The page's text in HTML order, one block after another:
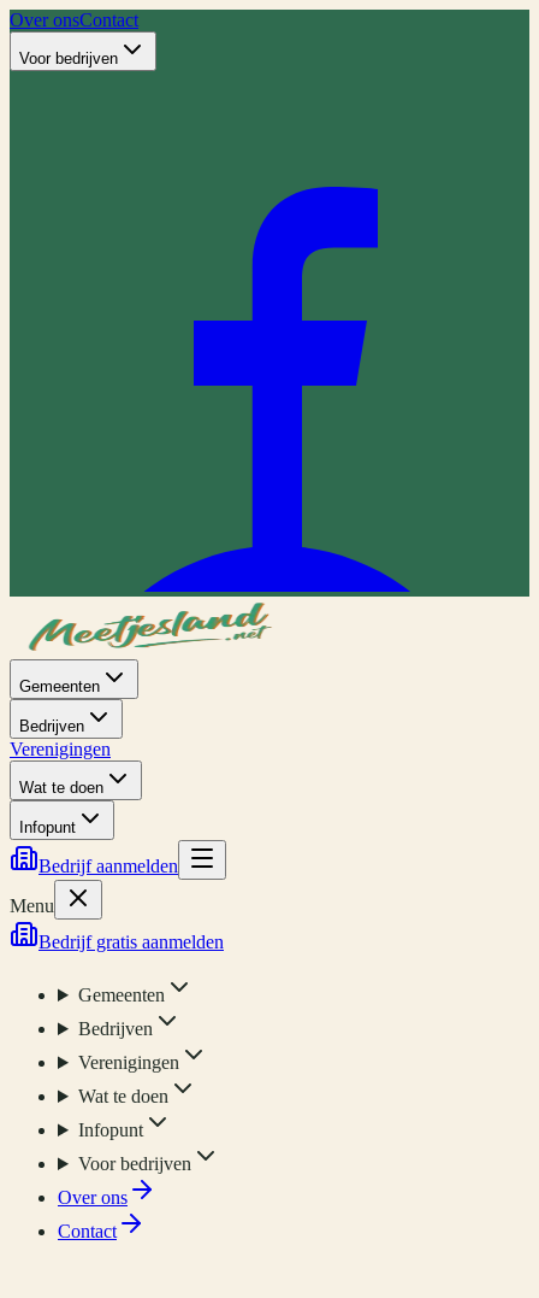
Over onsContact
Voor bedrijven
Gemeenten
Bedrijven
Verenigingen
Wat te doen
Infopunt
Bedrijf aanmelden
Menu
Bedrijf gratis aanmelden
Gemeenten
Bedrijven
Verenigingen
Wat te doen
Infopunt
Voor bedrijven
Over ons
Contact